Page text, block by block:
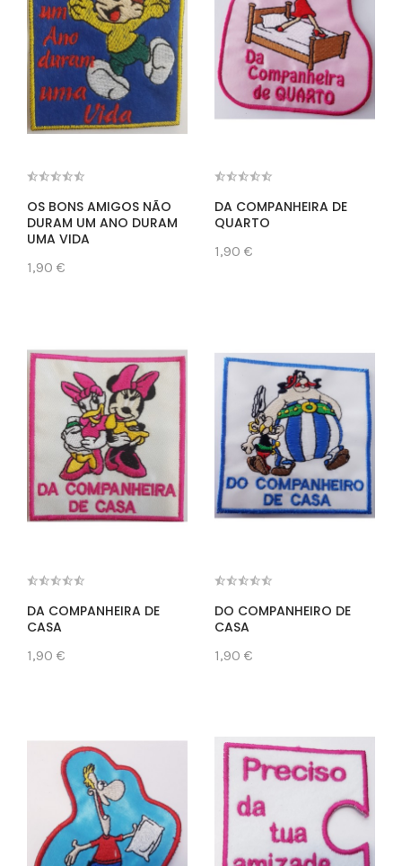
OS BONS AMIGOS NÃO
DURAM UM ANO DURAM
UMA VIDA
1,90 €
DA COMPANHEIRA DE
QUARTO
1,90 €
DA COMPANHEIRA DE
CASA
1,90 €
DO COMPANHEIRO DE
CASA
1,90 €